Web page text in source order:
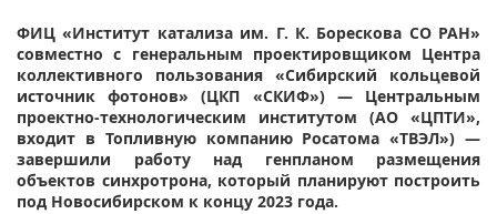
ФИЦ «Институт катализа им. Г. К. Борескова СО РАН»
совместно с генеральным проектировщиком Центра
коллективного пользования «Сибирский кольцевой
источник фотонов» (ЦКП «СКИФ») — Центральным
проектно-технологическим институтом (АО «ЦПТИ»,
входит в Топливную компанию Росатома «ТВЭЛ») —
завершили работу над генпланом размещения
объектов синхротрона, который планируют построить
под Новосибирском к концу 2023 года.